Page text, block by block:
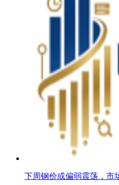
下周钢价或偏弱震荡，市